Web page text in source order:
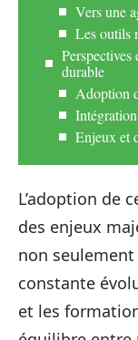
Vers une
Les outils
durable
Adoption
Enjeux et
L’adoption de
des enjeux
non seulement
constante
et les